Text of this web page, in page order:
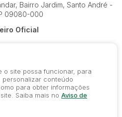
Bairro Jardim, Santo André -
09080-000
Oficial
os direitos reservados
o site possa funcionar, para
conteúdo
para obter informações
Saiba mais no Aviso de